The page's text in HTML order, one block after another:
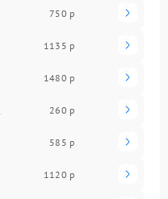
750 р
1135 р
1480 р
260 р
585 р
1120 р